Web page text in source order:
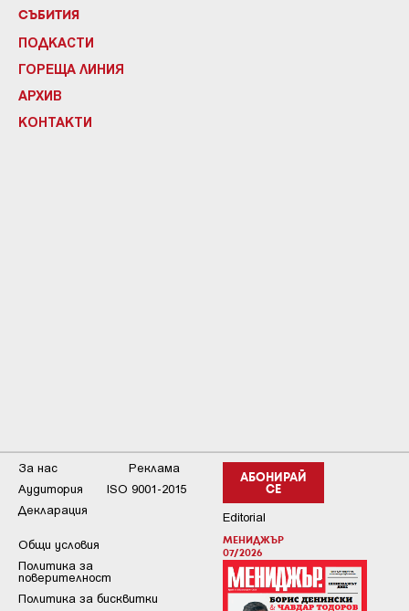
СЪБИТИЯ
ПОДКАСТИ
ГОРЕЩА ЛИНИЯ
АРХИВ
КОНТАКТИ
АБОНИРАЙ
СЕ
Editorial
МЕНИДЖЪР
07/2026
За нас
Реклама
Аудитория
ISO 9001-2015
Декларация
Общи условия
Пoлитикa зa
пoвepитeлнocт
Политика за бисквитки